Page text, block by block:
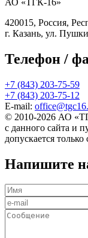
420015, Россия,
г. Казань, ул.
Телефон /
+7 (843) 203-75-59
+7 (843) 203-75-12
E-mail:
© 2010-2026 АО
с данного сайта и
допускается
Напишите